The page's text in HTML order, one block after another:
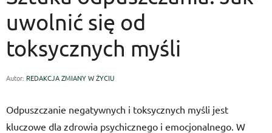
uwolnić się od
toksycznych myśli
Autor: REDAKCJA ZMIANY W ŻYCIU
Odpuszczanie negatywnych i toksycznych myśli jest
kluczowe dla zdrowia psychicznego i emocjonalnego. W